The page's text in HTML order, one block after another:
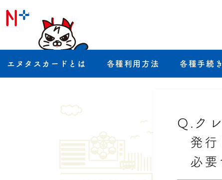
エヌタスカードとは 各種利用方法 各種手続き
Q.
ク
発行
必要